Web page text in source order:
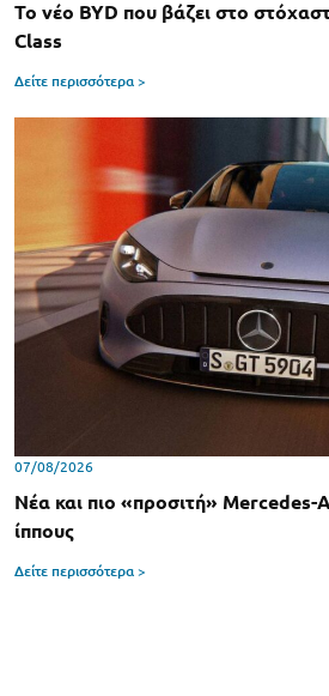
Το νέο BYD που βάζει στο
Class
Δείτε περισσότερα >
07/08/2026
Νέα και πιο «προσιτή» Mercedes-
ίππους
Δείτε περισσότερα >